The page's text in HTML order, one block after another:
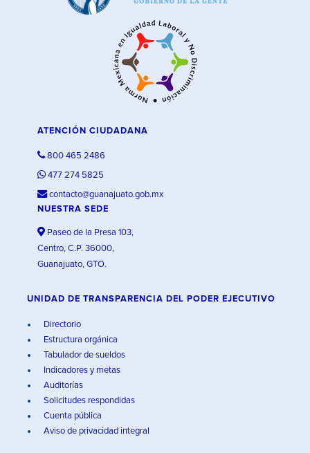
ATENCIÓN CIUDADANA
800 465 2486
477 274 5825
contacto@guanajuato.gob.mx
NUESTRA SEDE
Paseo de la Presa 103,
Centro, C.P. 36000,
Guanajuato, GTO.
UNIDAD DE TRANSPARENCIA DEL PODER EJECUTIVO
Directorio
Estructura orgánica
Tabulador de sueldos
Indicadores y metas
Auditorías
Solicitudes respondidas
Cuenta pública
Aviso de privacidad integral